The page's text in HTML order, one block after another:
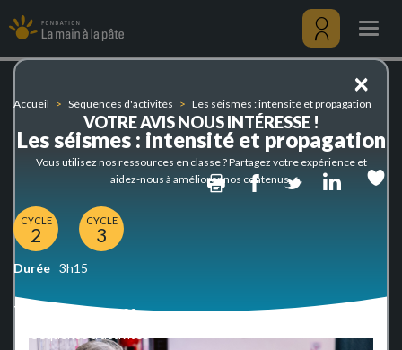
séismes
intensité
propagation
au
contenu
principal
Menu
Accueil Séquences d'activités Les séismes : intensité et propagation
Les séismes : intensité et propagation
PrintFacebook
Twitter
CYCLE
2
CYCLE
3
Durée 3h15
Type de ressources
×
VOTRE AVIS NOUS INTÉRESSE !
Vous utilisez nos ressources en classe ? Partagez votre expérience et
aidez-nous à améliorer nos contenus.